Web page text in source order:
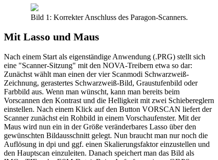
Bild 1: Korrekter Anschluss des Paragon-Scanners.
Mit Lasso und Maus
Nach einem Start als eigenständige Anwendung (.PRG) stellt sich
eine "Scanner-Sitzung" mit den NOVA-Treibern etwa so dar:
Zunächst wählt man einen der vier Scanmodi Schwarzweiß-
Zeichnung, gerastertes Schwarzweiß-Bild, Graustufenbild oder
Farbbild aus. Wenn man wünscht, kann man bereits beim
Vorscannen den Kontrast und die Helligkeit mit zwei Schiebereglern
einstellen. Nach einem Klick auf den Button VORSCAN liefert der
Scanner zunächst ein Rohbild in einem Vorschaufenster. Mit der
Maus wird nun ein in der Größe veränderbares Lasso über den
gewünschten Bildausschnitt gelegt. Nun braucht man nur noch die
Auflösung in dpi und ggf. einen Skalierungsfaktor einzustellen und
den Hauptscan einzuleiten. Danach speichert man das Bild als